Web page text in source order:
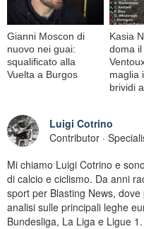
Gianni Moscon di
nuovo nei guai:
squalificato alla
Vuelta a Burgos
Kasia
doma
maglia
brividi
Luigi Cotrino
Contributor ·
Mi chiamo Luigi Cotrino e
di calcio e ciclismo. Da anni
sport per Blasting News,
analisi sulle principali leghe
Bundesliga, La Liga e Ligue 1.